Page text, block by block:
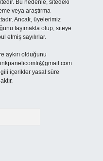
Bu nedenle, sitedeki
veya araştırma
Ancak, üyelerimiz
taşımakta olup, siteye
etmiş sayılırlar.
aykırı olduğunu
içerikler yasal süre